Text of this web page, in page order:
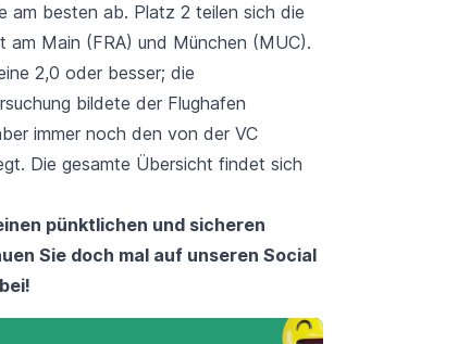
am besten ab. Platz 2 teilen sich die
am Main (FRA) und München (MUC).
2,0 oder besser; die
bildete der Flughafen
immer noch den von der VC
Die gesamte Übersicht findet sich
pünktlichen und sicheren
Sie doch mal auf unseren Social